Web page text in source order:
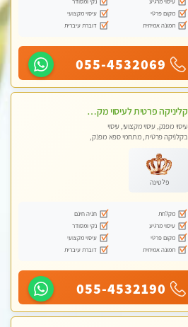
מקום פרטי
עיסוי מקצועי
תמונה אמיתית
דוברת עיברית
055-4532069
קליניקה פרטית לעיסוי מקצועי ואלטרנטיבי ברמה גבוהה VIP תתקשר ..... highly recommended..new in the city
עיסוי מפנק, עיסוי מקצועי, עיסוי
בקלניקה פרטית, מתחמי ספא מפנק,
טנטרה, עיסוי מגבר לגבר, עיסוי מגבר
לאישה
פלטינה
מקלחת
חניה חינם
עיסוי מרגיע
נקי ומסודר
מקום פרטי
עיסוי מקצועי
תמונה אמיתית
דוברת עיברית
055-4532190